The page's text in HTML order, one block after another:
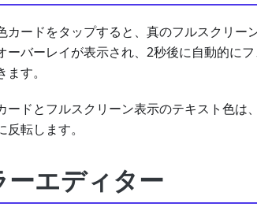
カードをタップすると、真のフルスクリ
ーバーレイが表示され、2秒後に自動的に
ます。
ードとフルスクリーン表示のテキスト色
反転します。
ーエディター